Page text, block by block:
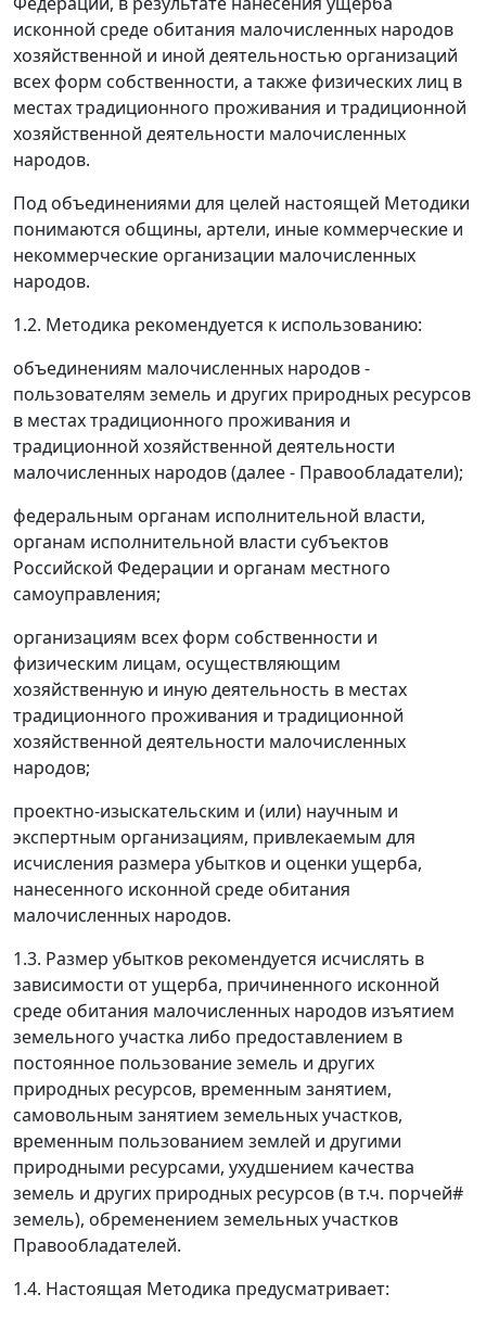
исконной среде обитания малочисленных народов
хозяйственной и иной деятельностью организаций
всех форм собственности, а также физических лиц в
местах традиционного проживания и традиционной
хозяйственной деятельности малочисленных
народов.
Под объединениями для целей настоящей Методики
понимаются общины, артели, иные коммерческие и
некоммерческие организации малочисленных
народов.
1.2. Методика рекомендуется к использованию:
объединениям малочисленных народов -
пользователям земель и других природных ресурсов
в местах традиционного проживания и
традиционной хозяйственной деятельности
малочисленных народов (далее - Правообладатели);
федеральным органам исполнительной власти,
органам исполнительной власти субъектов
Российской Федерации и органам местного
самоуправления;
организациям всех форм собственности и
физическим лицам, осуществляющим
хозяйственную и иную деятельность в местах
традиционного проживания и традиционной
хозяйственной деятельности малочисленных
народов;
проектно-изыскательским и (или) научным и
экспертным организациям, привлекаемым для
исчисления размера убытков и оценки ущерба,
нанесенного исконной среде обитания
малочисленных народов.
1.3. Размер убытков рекомендуется исчислять в
зависимости от ущерба, причиненного исконной
среде обитания малочисленных народов изъятием
земельного участка либо предоставлением в
постоянное пользование земель и других
природных ресурсов, временным занятием,
самовольным занятием земельных участков,
временным пользованием землей и другими
природными ресурсами, ухудшением качества
земель и других природных ресурсов (в т.ч. порчей#
земель), обременением земельных участков
Правообладателей.
1.4. Настоящая Методика предусматривает: